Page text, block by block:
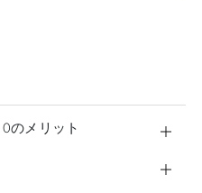
のメリット